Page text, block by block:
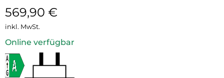
569,90 €
inkl. MwSt.
Online verfügbar